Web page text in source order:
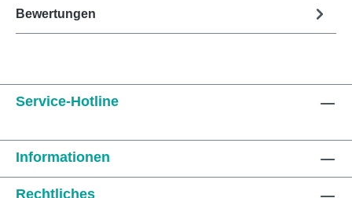
Bewertungen
Service-Hotline
Informationen
Rechtliches